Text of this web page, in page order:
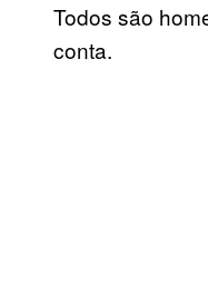
Todos são
conta.